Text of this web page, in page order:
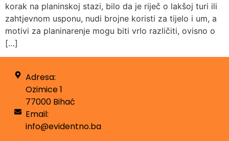
korak na planinskoj stazi, bilo da je riječ o lakšoj turi ili
zahtjevnom usponu, nudi brojne koristi za tijelo i um, a
motivi za planinarenje mogu biti vrlo različiti, ovisno o
[…]
Adresa:
Ozimice 1
77000 Bihać
Email:
info@evidentno.ba